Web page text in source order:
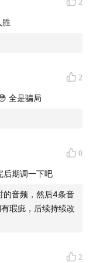
2
胜
2
全是骗局
0
后期调一下吧
的音频，然后4条音
瑕疵，后续持续改
2